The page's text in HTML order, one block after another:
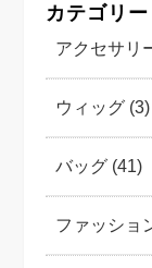
カテゴリー
アクセサリ
ウィッグ (3)
バッグ (41)
ファッショ